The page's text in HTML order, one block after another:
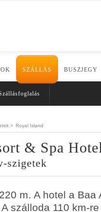
SZÁLLÁS BUSZJEGY
> Royal Island
& Spa
szigetek
m. A hotel a Baa
szálloda 110 km-